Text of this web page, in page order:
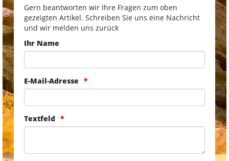
Gern beantworten wir Ihre Fragen zum oben
gezeigten Artikel. Schreiben Sie uns eine Nachricht
und wir melden uns zurück
Ihr Name
E-Mail-Adresse
Textfeld